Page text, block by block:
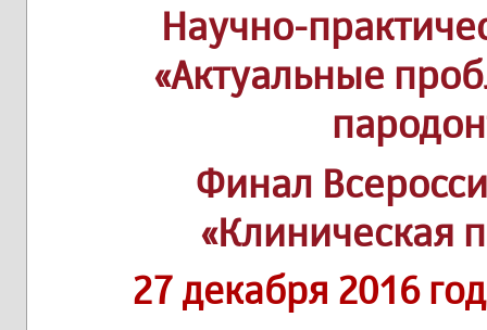
Научно-
«Актуальные
Финал
«Клиническая
27 декабря 2016